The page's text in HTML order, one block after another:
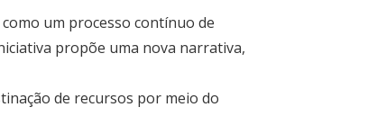
um processo contínuo de
propõe uma nova narrativa,
de recursos por meio do